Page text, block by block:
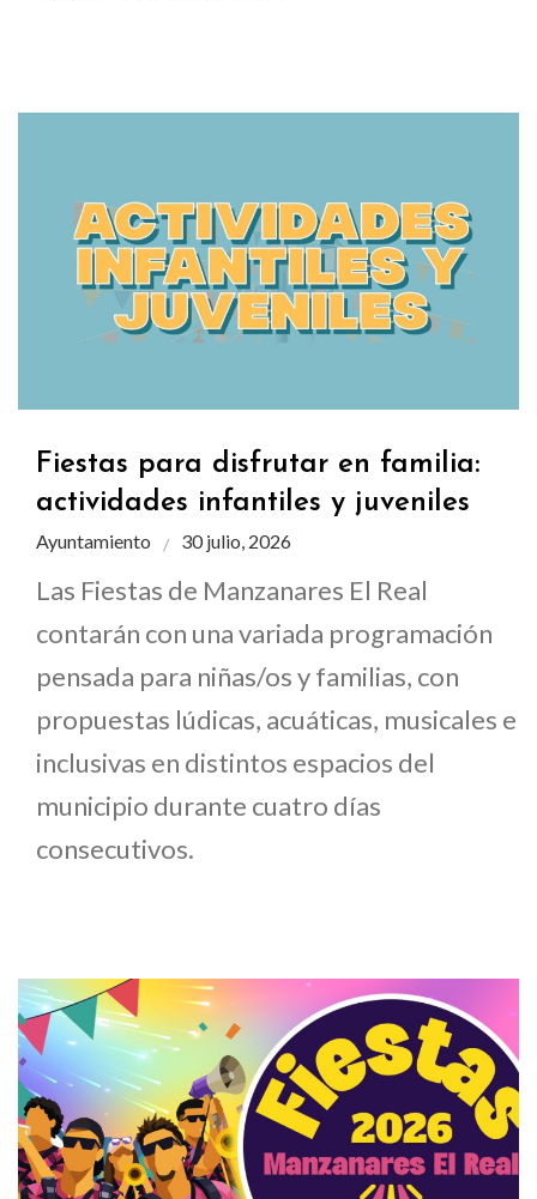
Fiestas para disfrutar en familia:
actividades infantiles y juveniles
Ayuntamiento 30 julio, 2026
Las Fiestas de Manzanares El Real
contarán con una variada programación
pensada para niñas/os y familias, con
propuestas lúdicas, acuáticas, musicales e
inclusivas en distintos espacios del
municipio durante cuatro días
consecutivos.